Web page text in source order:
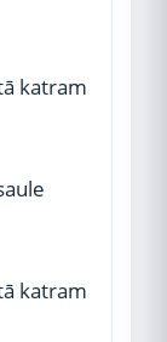
katram
katram